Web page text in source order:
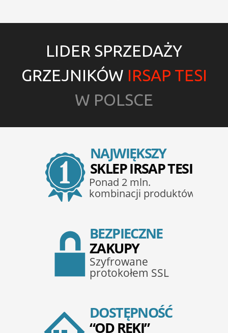
LIDER SPRZEDAŻY
GRZEJNIKÓW IRSAP TESI
W POLSCE